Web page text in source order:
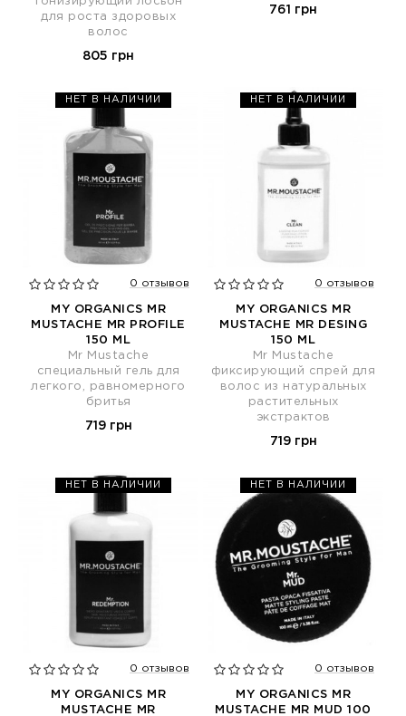
для роста здоровых
волос
805 грн
761 грн
НЕТ В НАЛИЧИИ
0 отзывов
MY ORGANICS MR
MUSTACHE MR PROFILE
150 ML
Mr Mustache
специальный гель для
легкого, равномерного
бритья
719 грн
НЕТ В НАЛИЧИИ
0 отзывов
MY ORGANICS MR
MUSTACHE MR DESING
150 ML
Mr Mustache
фиксирующий спрей для
волос из натуральных
растительных
экстрактов
719 грн
НЕТ В НАЛИЧИИ
0 отзывов
MY ORGANICS MR
MUSTACHE MR
НЕТ В НАЛИЧИИ
0 отзывов
MY ORGANICS MR
MUSTACHE MR MUD 100